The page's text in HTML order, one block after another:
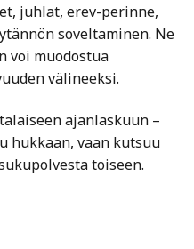
juhlat, erev-perinne,
soveltaminen. Ne
voi muodostua
välineeksi.
ajanlaskuun –
hukkaan, vaan kutsuu
toiseen.